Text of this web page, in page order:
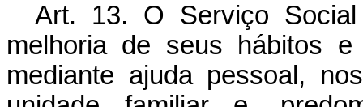
Art. 13. O Serviço
melhoria de seus hábitos
mediante ajuda pessoal,